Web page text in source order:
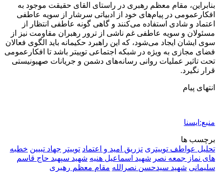
بنابراین، مقام معظم رهبری در راستای القای حقیقت موجود به
افکارعمومی در پیام‌های خود از ادبیاتی سرشار از سویه عاطفی
اعتماد و شادی استفاده می‌کنند و گاهی گونه عاطفی انتظار از
مسئولان و سویه عاطفی غم ناشی از ترور رهبران مقاومت نیز از
سوی ایشان ایجاد می‌شود، که این راهبرد حکیمانه باید الگوی فعالان
فضای مجازی به ویژه در شبکه اجتماعی توییتر باشد تا افکارعمومی
تحت تاثیر عملیات روانی رسانه‌های دشمن و جریانات صهیونیستی
قرار نگیرد.
انتهای پیام
منبع:ایسنا
برچسب ها
تحلیل عواطف توییتری تزریق امید و اعتماد توييتر جهاد تبیین خطبه
های نماز جمعه نصر شهید اسماعیل هنیه شهید سپهبد حاج قاسم
سلیمانی شهید سیدحسن نصرالله مقام معظم رهبری